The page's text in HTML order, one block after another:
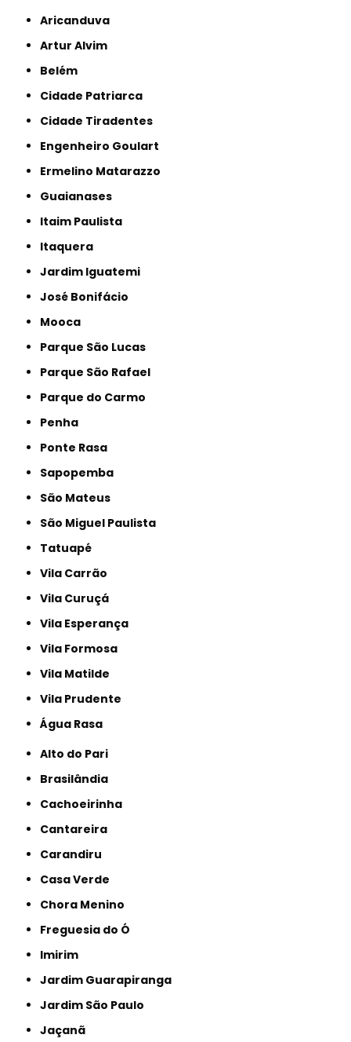
Aricanduva
Artur Alvim
Belém
Cidade Patriarca
Cidade Tiradentes
Engenheiro Goulart
Ermelino Matarazzo
Guaianases
Itaim Paulista
Itaquera
Jardim Iguatemi
José Bonifácio
Mooca
Parque São Lucas
Parque São Rafael
Parque do Carmo
Penha
Ponte Rasa
Sapopemba
São Mateus
São Miguel Paulista
Tatuapé
Vila Carrão
Vila Curuçá
Vila Esperança
Vila Formosa
Vila Matilde
Vila Prudente
Água Rasa
Alto do Pari
Brasilândia
Cachoeirinha
Cantareira
Carandiru
Casa Verde
Chora Menino
Freguesia do Ó
Imirim
Jardim Guarapiranga
Jardim São Paulo
Jaçanã